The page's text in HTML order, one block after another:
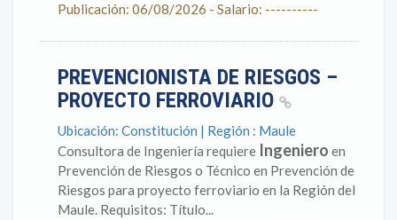
Publicación: 06/08/2026 - Salario: ----------
PREVENCIONISTA DE RIESGOS –
PROYECTO FERROVIARIO
Ubicación: Constitución | Región : Maule
Consultora de Ingeniería requiere Ingeniero en
Prevención de Riesgos o Técnico en Prevención de
Riesgos para proyecto ferroviario en la Región del
Maule. Requisitos: Título...